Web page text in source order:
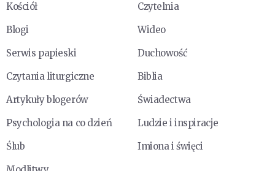
Kościół
Czytelnia
Blogi
Wideo
Serwis papieski
Duchowość
Czytania liturgiczne
Biblia
Artykuły blogerów
Świadectwa
Psychologia na co dzień
Ludzie i inspiracje
Ślub
Imiona i święci